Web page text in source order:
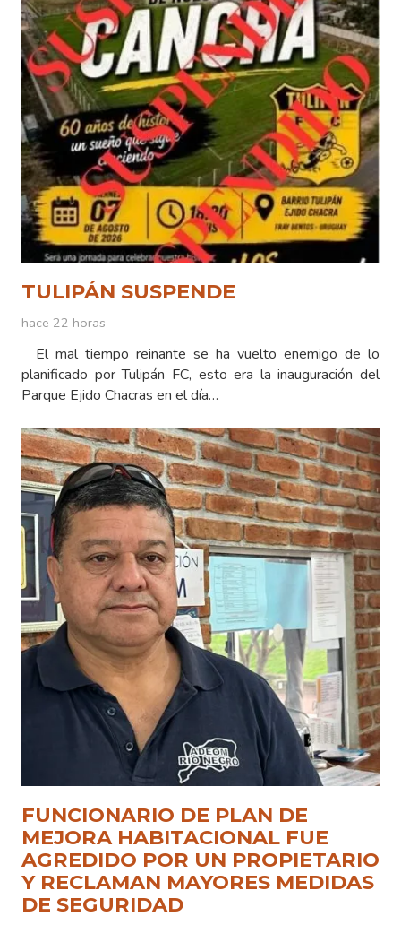
TULIPÁN SUSPENDE
hace 22 horas
El mal tiempo reinante se ha vuelto enemigo de lo
planificado por Tulipán FC, esto era la inauguración del
Parque Ejido Chacras en el día…
FUNCIONARIO DE PLAN DE
MEJORA HABITACIONAL FUE
AGREDIDO POR UN PROPIETARIO
Y RECLAMAN MAYORES MEDIDAS
DE SEGURIDAD